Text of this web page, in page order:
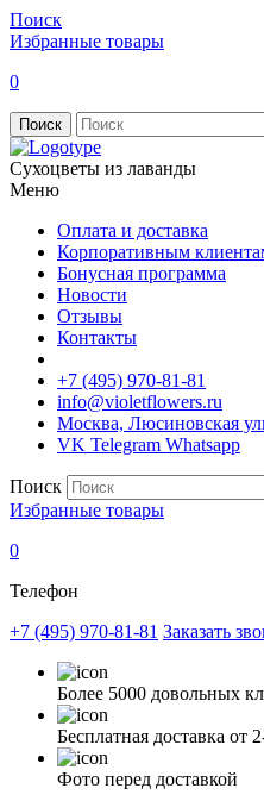
Поиск
Избранные товары
0
Поиск
Сухоцветы из лаванды
Меню
Оплата и доставка
Корпоративным
Бонусная программа
Новости
Отзывы
Контакты
+7 (495) 970-81-81
info@violetflowers.ru
Москва, Люсиновская
VK Telegram Whatsapp
Поиск
Избранные товары
0
Телефон
+7 (495) 970-81-81 Заказать
Более 5000 довольных
Бесплатная доставка от
Фото перед доставкой